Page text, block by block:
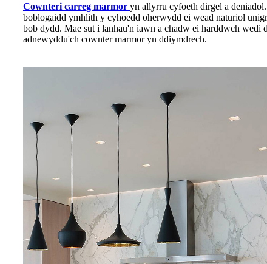
Cownteri carreg marmor yn allyrru cyfoeth dirgel a
boblogaidd ymhlith y cyhoedd oherwydd ei wead naturiol
bob dydd. Mae sut i lanhau'n iawn a chadw ei harddwch
adnewyddu'ch cownter marmor yn ddiymdrech.